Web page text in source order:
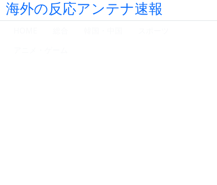
海外の反応アンテナ速報